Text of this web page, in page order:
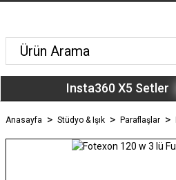
Insta360 X5 Setler
Anasayfa Stüdyo & Işık Paraflaşlar